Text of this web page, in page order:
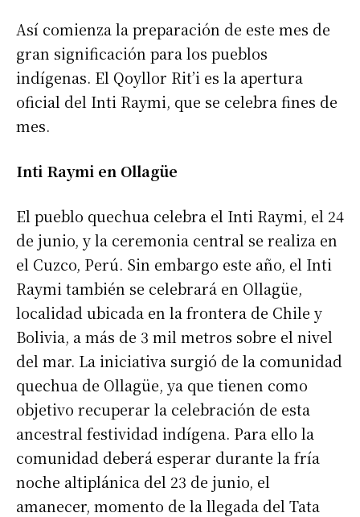
Así comienza la preparación de este mes de
gran significación para los pueblos
indígenas. El Qoyllor Rit’i es la apertura
oficial del Inti Raymi, que se celebra fines de
mes.
Inti Raymi en Ollagüe
El pueblo quechua celebra el Inti Raymi, el 24
de junio, y la ceremonia central se realiza en
el Cuzco, Perú. Sin embargo este año, el Inti
Raymi también se celebrará en Ollagüe,
localidad ubicada en la frontera de Chile y
Bolivia, a más de 3 mil metros sobre el nivel
del mar. La iniciativa surgió de la comunidad
quechua de Ollagüe, ya que tienen como
objetivo recuperar la celebración de esta
ancestral festividad indígena. Para ello la
comunidad deberá esperar durante la fría
noche altiplánica del 23 de junio, el
amanecer, momento de la llegada del Tata